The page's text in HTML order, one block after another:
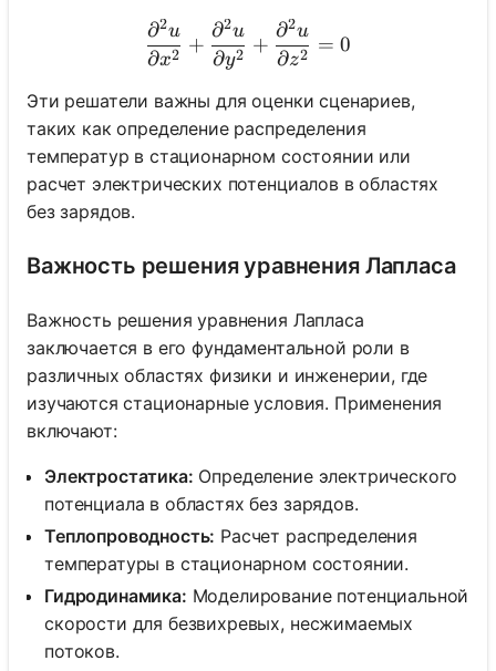
\frac{\partial^2
∂x2
∂2u
+
∂y2
∂2u
+
∂z2
∂2u
= 0
Эти решатели важны для оценки сценариев,
таких как определение распределения
температур в стационарном состоянии или
расчет электрических потенциалов в областях
без зарядов.
Важность решения уравнения Лапласа
Важность решения уравнения Лапласа
заключается в его фундаментальной роли в
различных областях физики и инженерии, где
изучаются стационарные условия. Применения
включают:
Электростатика: Определение электрического
потенциала в областях без зарядов.
Теплопроводность: Расчет распределения
температуры в стационарном состоянии.
Гидродинамика: Моделирование потенциальной
скорости для безвихревых, несжимаемых
потоков.